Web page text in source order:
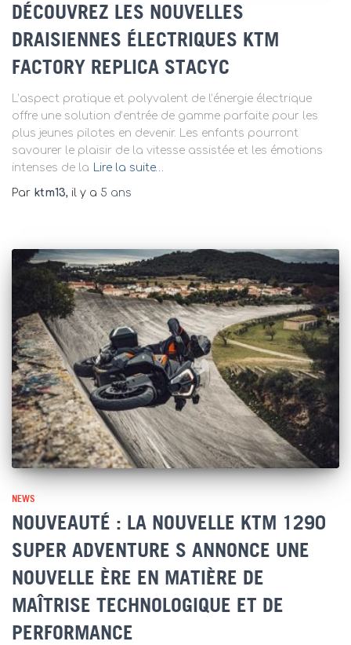
DÉCOUVREZ LES NOUVELLES
DRAISIENNES ÉLECTRIQUES KTM
FACTORY REPLICA STACYC
L’aspect pratique et polyvalent de l’énergie électrique
offre une solution d’entrée de gamme parfaite pour les
plus jeunes pilotes en devenir. Les enfants pourront
savourer le plaisir de la vitesse assistée et les émotions
intenses de la Lire la suite…
Par ktm13, il y a 5 ans
NEWS
NOUVEAUTÉ : LA NOUVELLE KTM 1290
SUPER ADVENTURE S ANNONCE UNE
NOUVELLE ÈRE EN MATIÈRE DE
MAÎTRISE TECHNOLOGIQUE ET DE
PERFORMANCE